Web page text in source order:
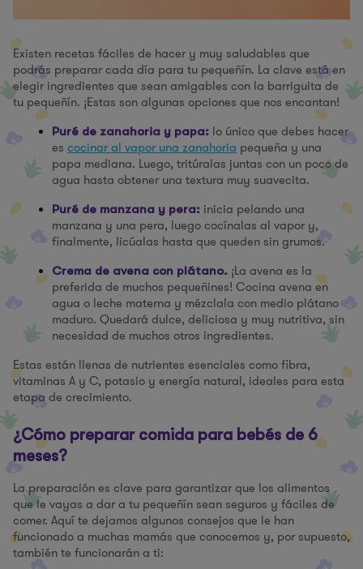
Existen recetas fáciles de hacer y muy saludables que
podrás preparar cada día para tu pequeñín. La clave está en
elegir ingredientes que sean amigables con la barriguita de
tu pequeñín. ¡Estas son algunas opciones que nos encantan!
Puré de zanahoria y papa: lo único que debes hacer
es cocinar al vapor una zanahoria pequeña y una
papa mediana. Luego, tritúralas juntas con un poco de
agua hasta obtener una textura muy suavecita.
Puré de manzana y pera: inicia pelando una
manzana y una pera, luego cocínalas al vapor y,
finalmente, licúalas hasta que queden sin grumos.
Crema de avena con plátano. ¡La avena es la
preferida de muchos pequeñines! Cocina avena en
agua o leche materna y mézclala con medio plátano
maduro. Quedará dulce, deliciosa y muy nutritiva, sin
necesidad de muchos otros ingredientes.
Estas están llenas de nutrientes esenciales como fibra,
vitaminas A y C, potasio y energía natural, ideales para esta
etapa de crecimiento.
¿Cómo preparar comida para bebés de 6
meses?
La preparación es clave para garantizar que los alimentos
que le vayas a dar a tu pequeñín sean seguros y fáciles de
comer. Aquí te dejamos algunos consejos que le han
funcionado a muchas mamás que conocemos y, por supuesto,
también te funcionarán a ti: